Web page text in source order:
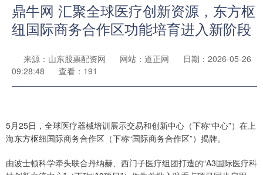
鼎牛网 汇聚全球医疗创新资源，东方枢
纽国际商务合作区功能培育进入新阶段
来源：山东股票配资网 网站：道正网
日期：2026-05-26
09:28:48
查看：191
5月25日，全球医疗器械培训展示交易和创新中心（下称“中心”）在上
海东方枢纽国际商务合作区（下称“国际商务合作区”）揭牌。
由波士顿科学牵头联合丹纳赫、西门子医疗组团打造的“A3国际医疗科